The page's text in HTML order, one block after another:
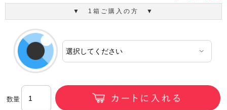
▼ 1箱ご購入の方 ▼
数量